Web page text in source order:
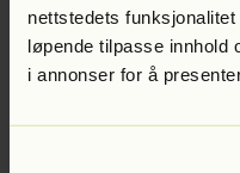
nettstedets
løpende tilpasse innhold
i annonser for å